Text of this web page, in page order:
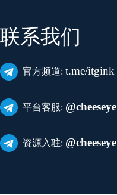
联系我们
官方频道: t.me/itgink
平台客服: @cheeseye
资源入驻: @cheeseye